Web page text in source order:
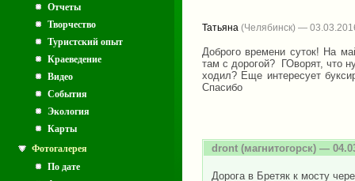
Отчеты
Творчество
Туристский опыт
Краеведение
Видео
События
Экология
Карты
Фотогалерея
По дате
Татьяна (Челябинск) —
Доброго времени суток! На
там с дорогой? ГОворят, что
ходил? Еще интересует
Спасибо
dront (магнитогорск) —
Дорога в Бретяк к мосту